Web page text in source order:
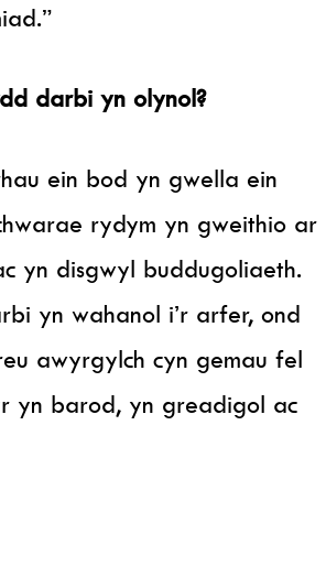
darbi yn olynol?
ein bod yn gwella ein
rydym yn gweithio ar
yn disgwyl buddugoliaeth.
yn wahanol i’r arfer, ond
awyrgylch cyn gemau fel
yn barod, yn greadigol ac